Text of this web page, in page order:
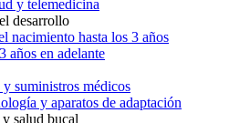
y telemedicina
desarrollo
nacimiento hasta los 3 años
años en adelante
suministros médicos
y aparatos de adaptación
salud bucal